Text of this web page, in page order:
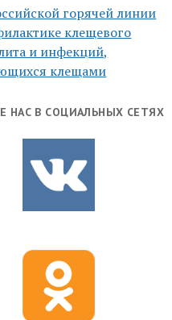
горячей линии
клещевого
и инфекций,
клещами
НАС В СОЦИАЛЬНЫХ СЕТЯХ